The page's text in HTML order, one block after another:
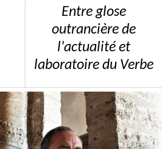
Entre glose
outrancière de
l'actualité et
laboratoire du Verbe